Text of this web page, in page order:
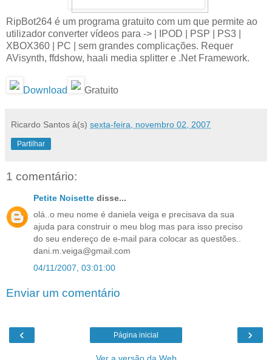
RipBot264 é um programa gratuito com um que permite ao
utilizador converter vídeos para -> | IPOD | PSP | PS3 |
XBOX360 | PC | sem grandes complicações. Requer
AVisynth, ffdshow, haali media splitter e .Net Framework.
Download Gratuito
Ricardo Santos à(s) sexta-feira, novembro 02, 2007
Partilhar
1 comentário:
Petite Noisette disse...
olá..o meu nome é daniela veiga e precisava da sua
ajuda para construir o meu blog mas para isso preciso
do seu endereço de e-mail para colocar as questões..
dani.m.veiga@gmail.com
04/11/2007, 03:01:00
Enviar um comentário
‹ ›
Página inicial
Ver a versão da Web